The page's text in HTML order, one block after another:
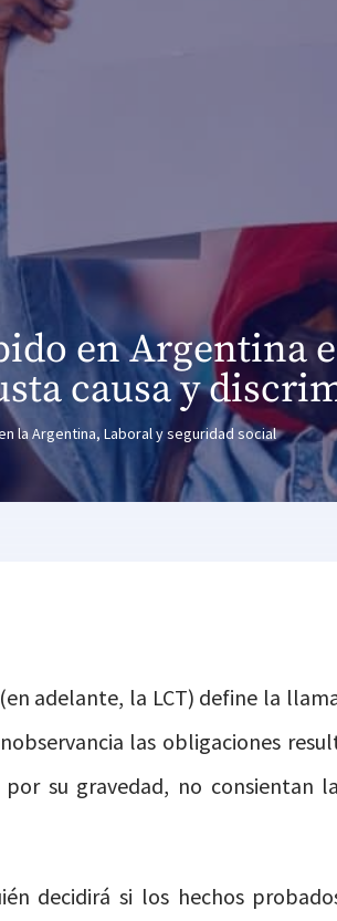
en Argentina
causa y
la Argentina,Laboral y seguridad social
adelante, la LCT) define la
las obligaciones
su gravedad, no consientan
decidirá si los hechos